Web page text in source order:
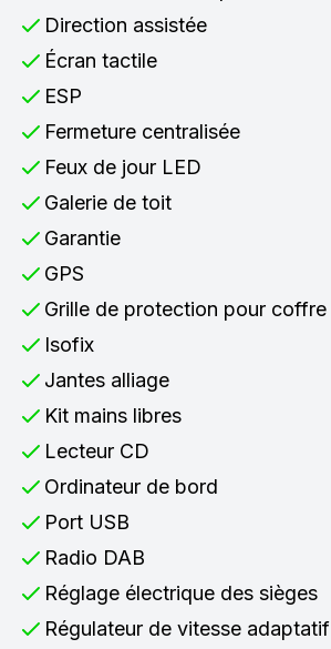
Direction assistée
Écran tactile
ESP
Fermeture centralisée
Feux de jour LED
Galerie de toit
Garantie
GPS
Grille de protection pour coffre
Isofix
Jantes alliage
Kit mains libres
Lecteur CD
Ordinateur de bord
Port USB
Radio DAB
Réglage électrique des sièges
Régulateur de vitesse adaptatif